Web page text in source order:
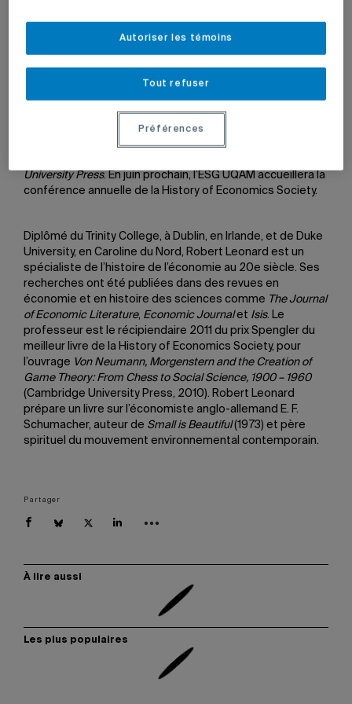
Robert Leonard, professeur à l’ESG UQAM depuis 1991, a
été nommé président de la History of Economics Society
(HES). Cette organisation internationale est reconnue
entre autres pour la publication duJournal of the History of
University Press. En juin prochain, l’ESG UQAM accueillera la
conférence annuelle de la History of Economics Society.
Diplômé du Trinity College, à Dublin, en Irlande, et de Duke
University, en Caroline du Nord, Robert Leonard est un
spécialiste de l’histoire de l’économie au 20e siècle. Ses
recherches ont été publiées dans des revues en
économie et en histoire des sciences comme The Journal
of Economic Literature, Economic Journalet Isis. Le
professeur est le récipiendaire 2011 du prix Spengler du
meilleur livre de la History of Economics Society, pour
l’ouvrage Von Neumann, Morgenstern and the Creation of
Game Theory: From Chess to Social Science, 1900 – 1960
(Cambridge University Press, 2010). Robert Leonard
prépare un livre sur l’économiste anglo-allemand E. F.
Schumacher, auteur de Small is Beautiful(1973) et père
spirituel du mouvement environnemental contemporain.
Partager
À lire aussi
Les plus populaires
Tout refuser
Autoriser les témoins
Préférences